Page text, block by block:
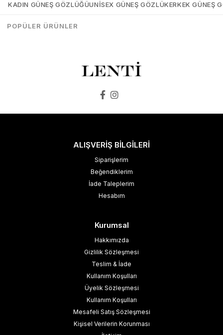
ALIŞVERİŞ BİLGİLERİ
Siparişlerim
Beğendiklerim
İade Taleplerim
Hesabım
Kurumsal
Hakkımızda
Gizlilik Sözleşmesi
Teslim & İade
Kullanım Koşulları
Üyelik Sözleşmesi
Kullanım Koşulları
Mesafeli Satış Sözleşmesi
Kişisel Verilerin Korunması
KADIN GÜNEŞ GÖZLÜĞÜUNISEX GÜNEŞ GÖZLÜKERKEK GÜNEŞ
POPÜLER ÜRÜNLER